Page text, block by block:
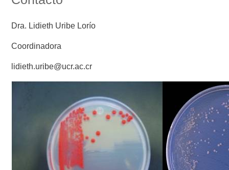
Dra. Lidieth Uribe Lorío
Coordinadora
lidieth.uribe@ucr.ac.cr